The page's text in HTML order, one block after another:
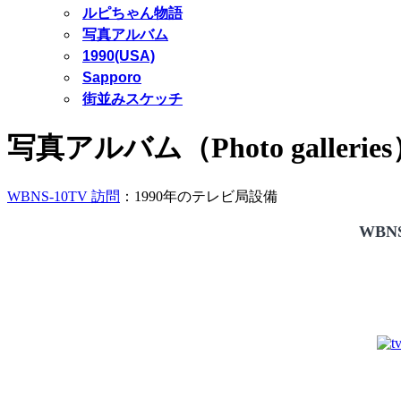
ルピちゃん物語
写真アルバム
1990(USA)
Sapporo
街並みスケッチ
写真アルバム（Photo galleries
WBNS-10TV 訪問 ：1990年のテレビ局設備